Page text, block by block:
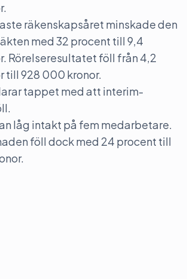
räkenskapsåret minskade den
med 32 procent till 9,4
Rörelseresultatet föll från 4,2
till 928 000 kronor.
tappet med att interim-
låg intakt på fem medarbetare.
föll dock med 24 procent till